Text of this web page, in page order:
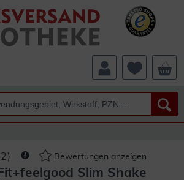
2 ) Bewertungen anzeigen
Slim Shake